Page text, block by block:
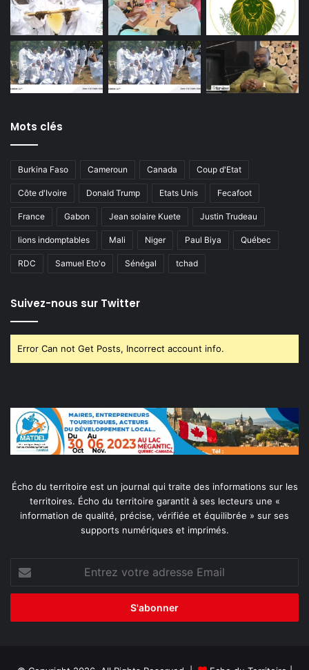
Mots clés
Burkina Faso Cameroun Canada Coup d'Etat
Côte d'Ivoire Donald Trump Etats Unis Fecafoot
France Gabon Jean solaire Kuete Justin Trudeau
lions indomptables Mali Niger Paul Biya Québec
RDC Samuel Eto'o Sénégal tchad
Suivez-nous sur Twitter
Error Can not Get Posts, Incorrect account info.
Écho du territoire est un journal qui traite des informations sur les
territoires. Écho du territoire garantit à ses lecteurs une «
information de qualité, précise, vérifiée et équilibrée » sur ses
supports numériques et imprimés.
votre
adresse